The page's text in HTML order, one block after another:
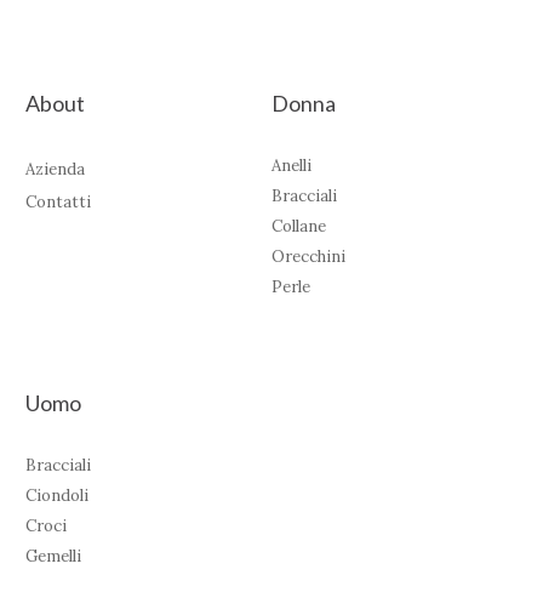
About
Azienda
Contatti
Donna
Anelli
Bracciali
Collane
Orecchini
Perle
Uomo
Bracciali
Ciondoli
Croci
Gemelli